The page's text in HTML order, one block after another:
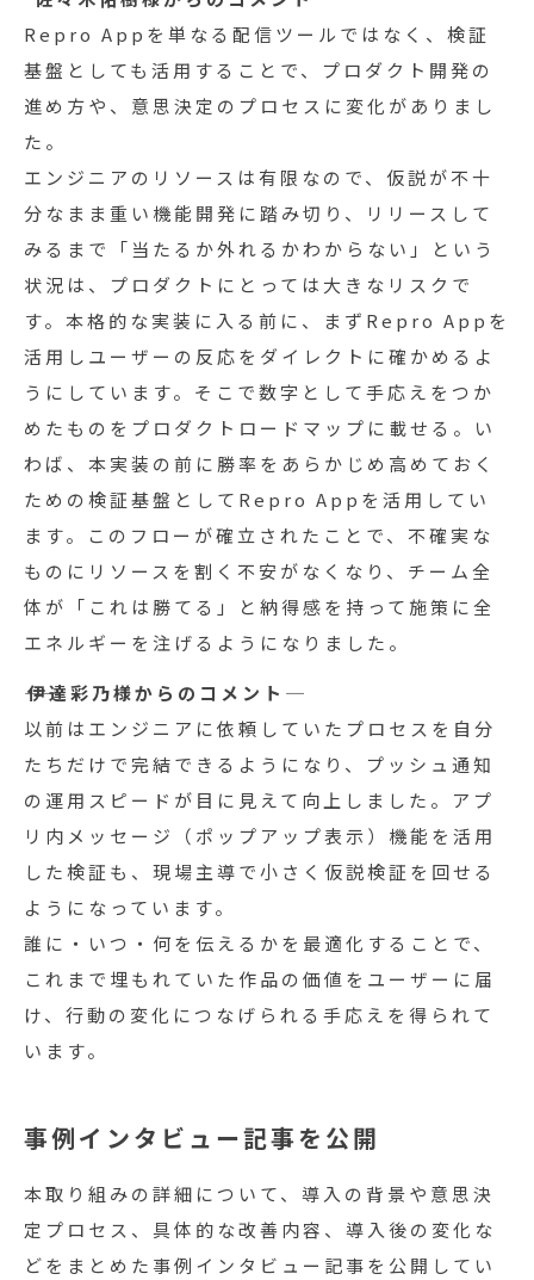
Repro Appを単なる配信ツールではなく、検証
基盤としても活用することで、プロダクト開発の
進め方や、意思決定のプロセスに変化がありまし
た。
エンジニアのリソースは有限なので、仮説が不十
分なまま重い機能開発に踏み切り、リリースして
みるまで「当たるか外れるかわからない」という
状況は、プロダクトにとっては大きなリスクで
す。本格的な実装に入る前に、まずRepro Appを
活用しユーザーの反応をダイレクトに確かめるよ
うにしています。そこで数字として手応えをつか
めたものをプロダクトロードマップに載せる。い
わば、本実装の前に勝率をあらかじめ高めておく
ための検証基盤としてRepro Appを活用してい
ます。このフローが確立されたことで、不確実な
ものにリソースを割く不安がなくなり、チーム全
体が「これは勝てる」と納得感を持って施策に全
エネルギーを注げるようになりました。
――伊達彩乃様からのコメント――
以前はエンジニアに依頼していたプロセスを自分
たちだけで完結できるようになり、プッシュ通知
の運用スピードが目に見えて向上しました。アプ
リ内メッセージ（ポップアップ表示）機能を活用
した検証も、現場主導で小さく仮説検証を回せる
ようになっています。
誰に・いつ・何を伝えるかを最適化することで、
これまで埋もれていた作品の価値をユーザーに届
け、行動の変化につなげられる手応えを得られて
います。
事例インタビュー記事を公開
本取り組みの詳細について、導入の背景や意思決
定プロセス、具体的な改善内容、導入後の変化な
どをまとめた事例インタビュー記事を公開してい